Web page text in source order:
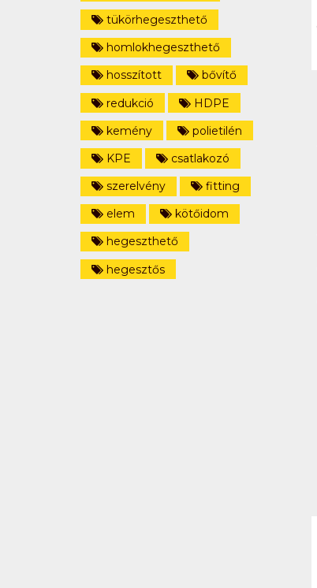
tükörhegeszthető
homlokhegeszthető
hosszított
bővítő
redukció
HDPE
kemény
polietilén
KPE
csatlakozó
szerelvény
fitting
elem
kötőidom
hegeszthető
hegesztős